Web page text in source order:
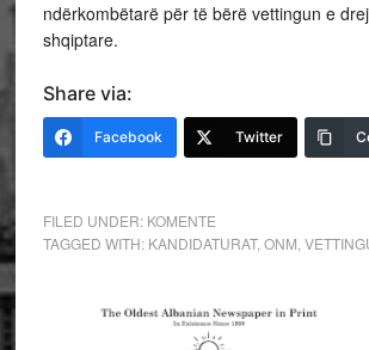
ndërkombëtarë për të bërë vettingun e
shqiptare.
Share via:
Facebook Twitter
FILED UNDER: KOMENTE
TAGGED WITH: KANDIDATURAT, ONM